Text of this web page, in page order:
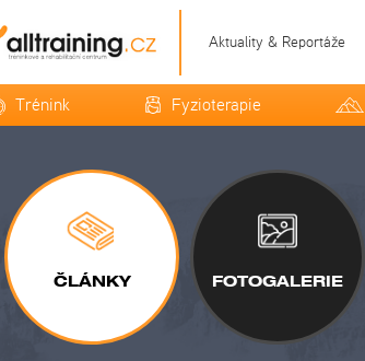
Aktuality & Reportáže
Trénink Fyzioterapie
ČLÁNKY FOTOGALERIE